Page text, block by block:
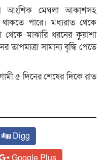
আংশিক মেঘলা আকাশসহ
পারে। মধ্যরাত থেকে
মাঝারি ধরনের কুয়াশা
তাপমাত্রা সামান্য বৃদ্ধি পেতে
৫ দিনের শেষের দিকে রাত
Digg